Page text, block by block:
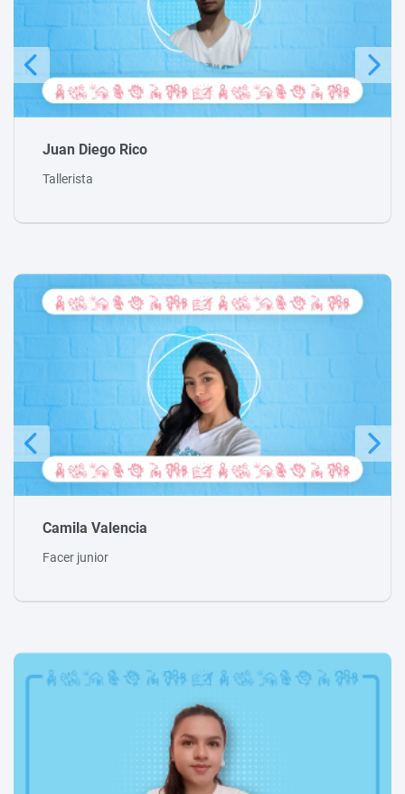
Michael Peraza
Tallerista
Estefany Álvarez
Facer junior